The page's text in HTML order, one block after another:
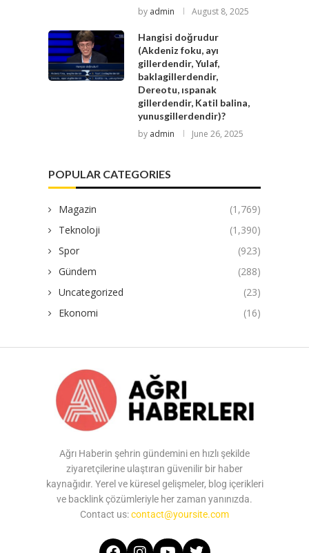
by admin August 8, 2025
Hangisi doğrudur
(Akdeniz foku, ayı
gillerdendir, Yulaf,
baklagillerdendir,
Dereotu, ıspanak
gillerdendir, Katil balina,
yunusgillerdendir)?
by admin June 26, 2025
POPULAR CATEGORIES
Magazin
(1,769)
Teknoloji
(1,390)
Spor
(923)
Gündem
(288)
Uncategorized
(23)
Ekonomi
(16)
Ağrı Haberin şehrin gündemini en hızlı şekilde
ziyaretçilerine ulaştıran güvenilir bir haber
kaynağıdır. Yerel ve küresel gelişmeler, blog içerikleri
ve backlink çözümleriyle her zaman yanınızda.
Contact us:contact@yoursite.com